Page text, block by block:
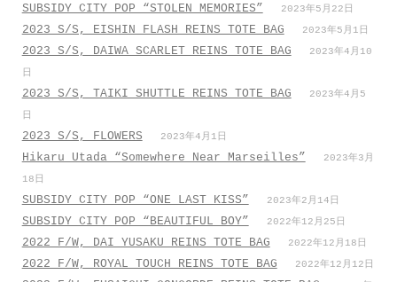
SUBSIDY CITY POP “STOLEN MEMORIES” 2023年5月22日
2023 S/S, EISHIN FLASH REINS TOTE BAG 2023年5月1日
2023 S/S, DAIWA SCARLET REINS TOTE BAG
2023年4月10
日
2023 S/S, TAIKI SHUTTLE REINS TOTE BAG
2023年4月5
日
2023 S/S, FLOWERS 2023年4月1日
Hikaru Utada “Somewhere Near Marseilles”
2023年3月
18日
SUBSIDY CITY POP “ONE LAST KISS” 2023年2月14日
SUBSIDY CITY POP “BEAUTIFUL BOY” 2022年12月25日
2022 F/W, DAI YUSAKU REINS TOTE BAG 2022年12月18日
2022 F/W, ROYAL TOUCH REINS TOTE BAG 2022年12月12日